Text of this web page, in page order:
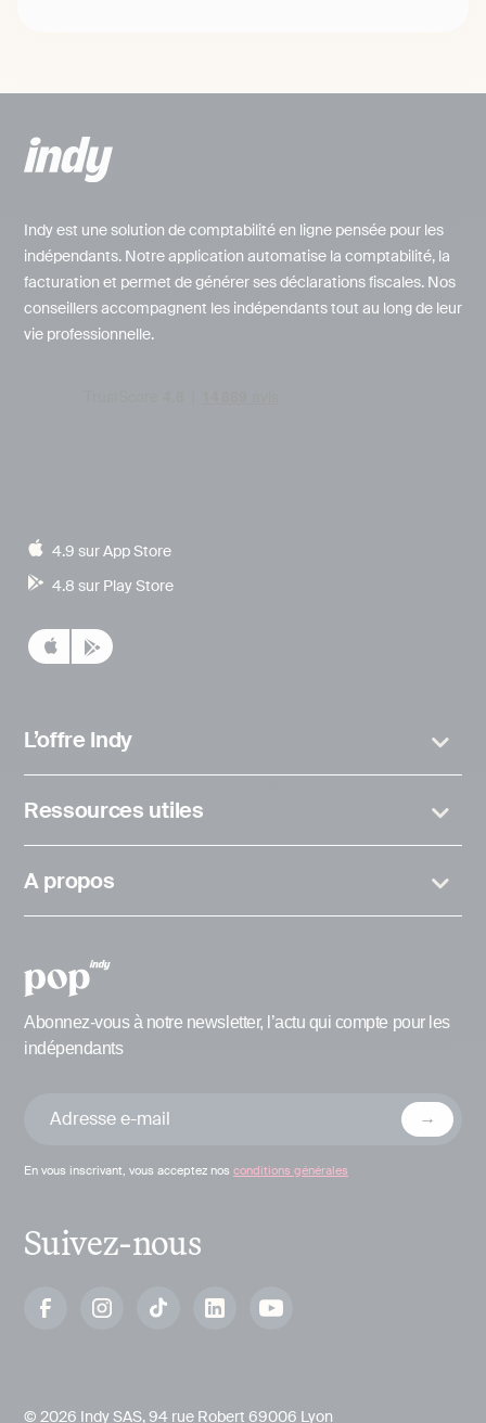
Indy est une solution de comptabilité en ligne pensée pour les
indépendants. Notre application automatise la comptabilité, la
facturation et permet de générer ses déclarations fiscales. Nos
conseillers accompagnent les indépendants tout au long de leur
vie professionnelle.
4.9 sur App Store
4.8 sur Play Store
L’offre Indy
Ressources utiles
A propos
Abonnez-vous à notre newsletter, l’actu qui compte pour les
indépendants
En vous inscrivant, vous acceptez nos conditions générales
Suivez-nous
© 2026 Indy SAS, 94 rue Robert 69006 Lyon